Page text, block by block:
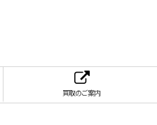
買取のご案内